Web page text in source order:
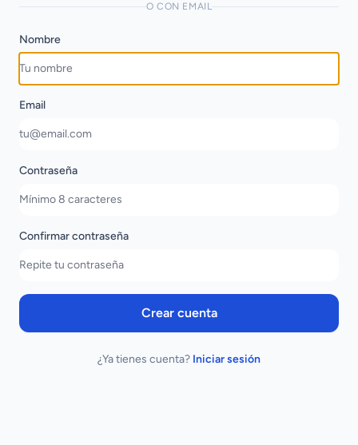
O CON EMAIL
Nombre
Email
Contraseña
Confirmar contraseña
Crear cuenta
¿Ya tienes cuenta? Iniciar sesión